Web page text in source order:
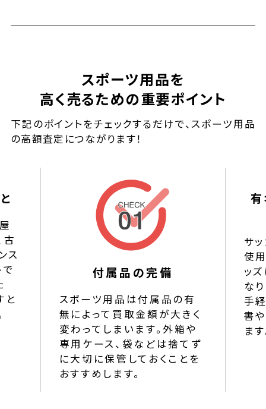
スポーツ用品を
高く売るための重要ポイント
下記のポイントをチェックするだけで、スポーツ用品
の高額査定につながります！
古
ス
と
付属品の完備
スポーツ用品は付属品の有
無によって買取金額が大きく
変わってしまいます。外箱や
専用ケース、袋などは捨てず
に大切に保管しておくことを
おすすめします。
サ
使
ッ
な
手
書
ます